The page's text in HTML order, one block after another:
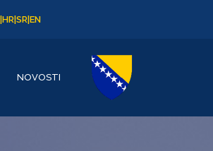
HR SR EN
NOVOSTI